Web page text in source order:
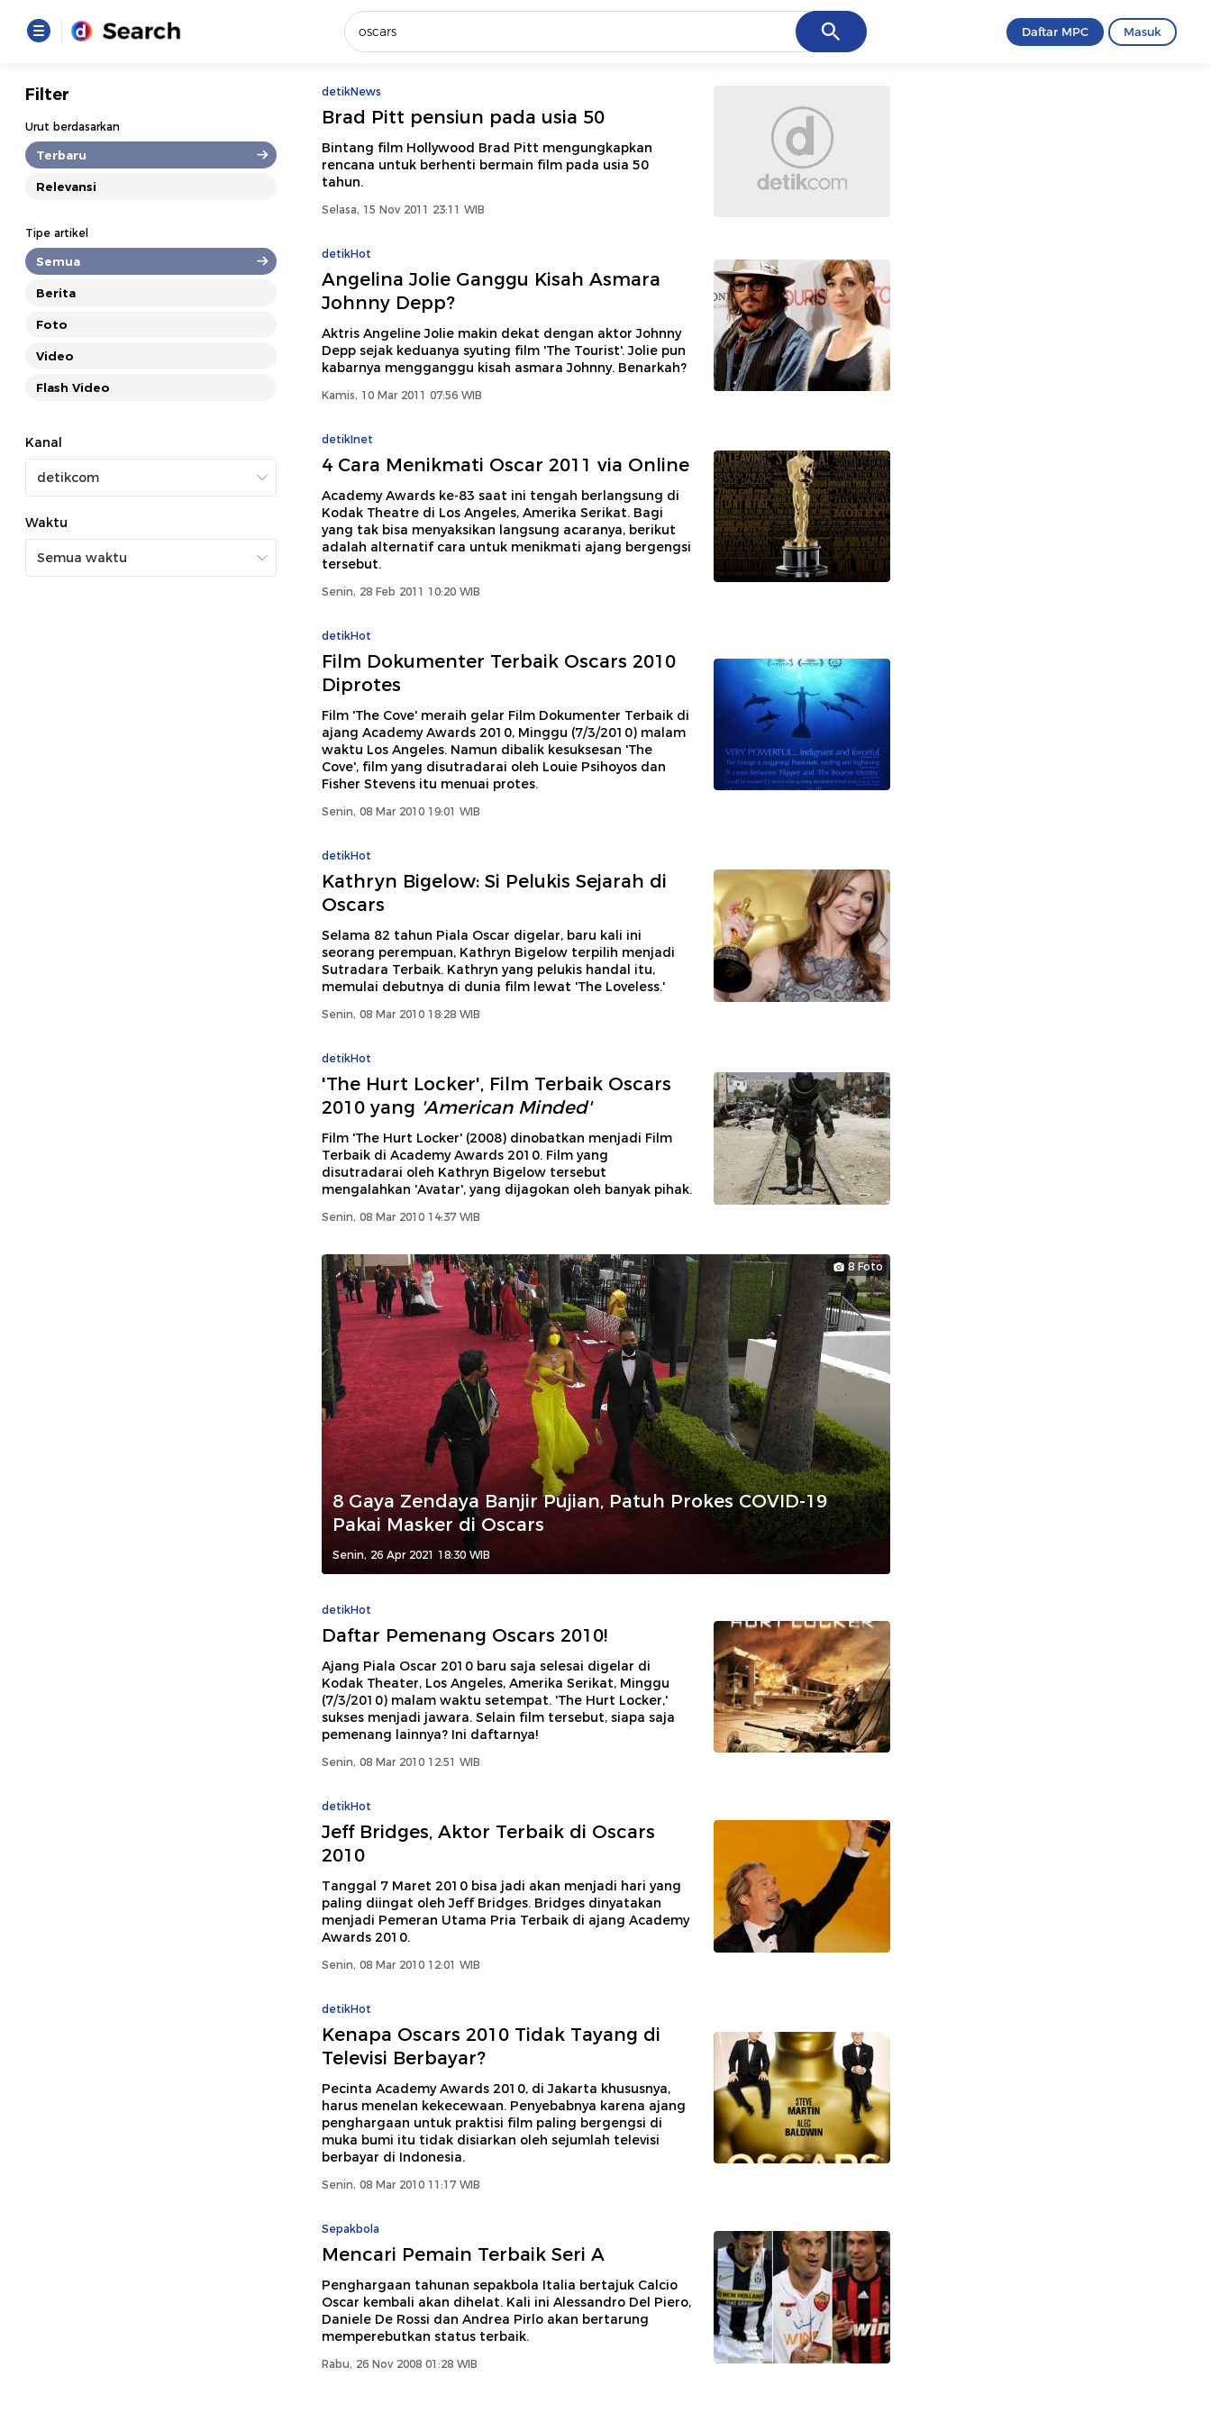
Cancel
Loading...
Promoted
Terakhir yang dicari
Daftar MPC Masuk
Filter
Urut berdasarkan
Terbaru
Relevansi
Tipe artikel
Semua
Berita
Foto
Video
Flash Video
Kanal
Waktu
detikNews
Brad Pitt pensiun pada usia 50
Bintang film Hollywood Brad Pitt mengungkapkan
rencana untuk berhenti bermain film pada usia 50
tahun.
Selasa, 15 Nov 2011 23:11 WIB
detikHot
Angelina Jolie Ganggu Kisah Asmara
Johnny Depp?
Aktris Angeline Jolie makin dekat dengan aktor Johnny
Depp sejak keduanya syuting film 'The Tourist'. Jolie pun
kabarnya mengganggu kisah asmara Johnny. Benarkah?
Kamis, 10 Mar 2011 07:56 WIB
detikInet
4 Cara Menikmati Oscar 2011 via Online
Academy Awards ke-83 saat ini tengah berlangsung di
Kodak Theatre di Los Angeles, Amerika Serikat. Bagi
yang tak bisa menyaksikan langsung acaranya, berikut
adalah alternatif cara untuk menikmati ajang bergengsi
tersebut.
Senin, 28 Feb 2011 10:20 WIB
detikHot
Film Dokumenter Terbaik Oscars 2010
Diprotes
Film 'The Cove' meraih gelar Film Dokumenter Terbaik di
ajang Academy Awards 2010, Minggu (7/3/2010) malam
waktu Los Angeles. Namun dibalik kesuksesan 'The
Cove', film yang disutradarai oleh Louie Psihoyos dan
Fisher Stevens itu menuai protes.
Senin, 08 Mar 2010 19:01 WIB
detikHot
Kathryn Bigelow: Si Pelukis Sejarah di
Oscars
Selama 82 tahun Piala Oscar digelar, baru kali ini
seorang perempuan, Kathryn Bigelow terpilih menjadi
Sutradara Terbaik. Kathryn yang pelukis handal itu,
memulai debutnya di dunia film lewat 'The Loveless.'
Senin, 08 Mar 2010 18:28 WIB
detikHot
'The Hurt Locker', Film Terbaik Oscars
2010 yang 'American Minded'
Film 'The Hurt Locker' (2008) dinobatkan menjadi Film
Terbaik di Academy Awards 2010. Film yang
disutradarai oleh Kathryn Bigelow tersebut
mengalahkan 'Avatar', yang dijagokan oleh banyak pihak.
Senin, 08 Mar 2010 14:37 WIB
8 Foto
8 Gaya Zendaya Banjir Pujian, Patuh Prokes COVID-19
Pakai Masker di Oscars
Senin, 26 Apr 2021 18:30 WIB
detikHot
Daftar Pemenang Oscars 2010!
Ajang Piala Oscar 2010 baru saja selesai digelar di
Kodak Theater, Los Angeles, Amerika Serikat, Minggu
(7/3/2010) malam waktu setempat. 'The Hurt Locker,'
sukses menjadi jawara. Selain film tersebut, siapa saja
pemenang lainnya? Ini daftarnya!
Senin, 08 Mar 2010 12:51 WIB
detikHot
Jeff Bridges, Aktor Terbaik di Oscars
2010
Tanggal 7 Maret 2010 bisa jadi akan menjadi hari yang
paling diingat oleh Jeff Bridges. Bridges dinyatakan
menjadi Pemeran Utama Pria Terbaik di ajang Academy
Awards 2010.
Senin, 08 Mar 2010 12:01 WIB
detikHot
Kenapa Oscars 2010 Tidak Tayang di
Televisi Berbayar?
Pecinta Academy Awards 2010, di Jakarta khususnya,
harus menelan kekecewaan. Penyebabnya karena ajang
penghargaan untuk praktisi film paling bergengsi di
muka bumi itu tidak disiarkan oleh sejumlah televisi
berbayar di Indonesia.
Senin, 08 Mar 2010 11:17 WIB
Sepakbola
Mencari Pemain Terbaik Seri A
Penghargaan tahunan sepakbola Italia bertajuk Calcio
Oscar kembali akan dihelat. Kali ini Alessandro Del Piero,
Daniele De Rossi dan Andrea Pirlo akan bertarung
memperebutkan status terbaik.
Rabu, 26 Nov 2008 01:28 WIB